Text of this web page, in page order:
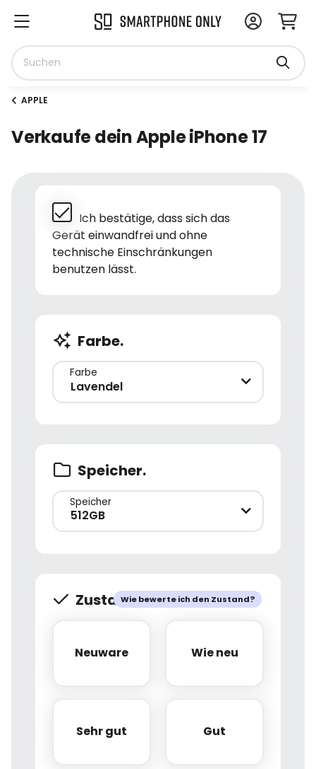
APPLE
Verkaufe dein Apple iPhone 17
Ich bestätige, dass sich das
Gerät einwandfrei und ohne
technische Einschränkungen
benutzen lässt.
Farbe.
Farbe
Lavendel
Speicher.
Speicher
512GB
Wie bewerte ich den Zustand?
Zustand.
Neuware
Neuware Wie neu
Wie neu
Sehr gut
Sehr gut Gut
Gut